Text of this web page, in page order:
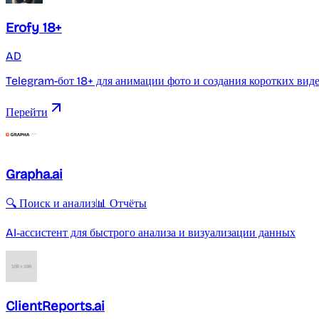
Erofy 18+
AD
Telegram-бот 18+ для анимации фото и создания коротких
Перейти
Grapha.ai
🔍 Поиск и анализ📊 Отчёты
AI‑ассистент для быстрого анализа и визуализации данных
ClientReports.ai